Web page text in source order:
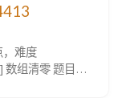
，难度
组清零 题目要